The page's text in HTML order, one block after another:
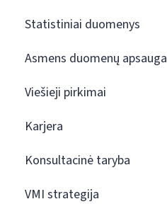
Statistiniai duomenys
Asmens duomenų apsauga
Viešieji pirkimai
Karjera
Konsultacinė taryba
VMI strategija